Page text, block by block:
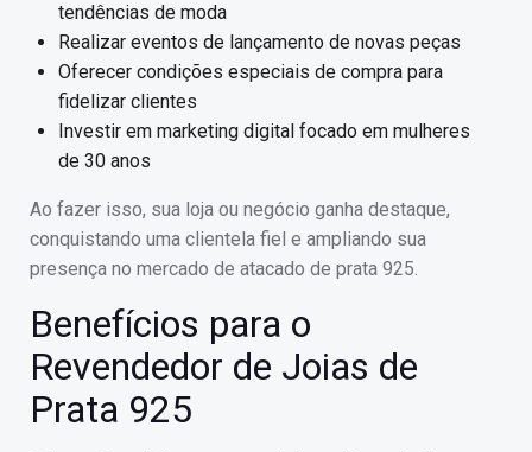
tendências de moda
Realizar eventos de lançamento de novas peças
Oferecer condições especiais de compra para
fidelizar clientes
Investir em marketing digital focado em mulheres
de 30 anos
Ao fazer isso, sua loja ou negócio ganha destaque,
conquistando uma clientela fiel e ampliando sua
presença no mercado de atacado de prata 925.
Benefícios para o
Revendedor de Joias de
Prata 925